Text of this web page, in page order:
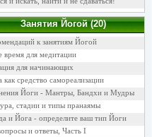
Занятия Йогой (20)
к занятиям Йогой
время для медитации
для начинающих
средство самореализации
Йоги - Мантры, Бандхи и Мудры
стадии и типы пранаямы
и Йога - определите ваш тип Йоги
и ответы, Часть I